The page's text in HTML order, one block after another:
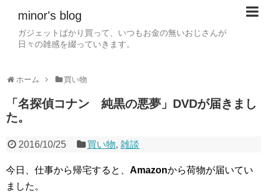
minor's blog
ガジェットばかり買って、いつもお金の無いおじさんが
日々の雑感を綴っていきます。
ホーム 買い物
「名探偵コナン 純黒の悪夢」DVDが届きまし
た。
2016/10/25 買い物,雑談
今日、仕事から帰宅すると、 Amazonから荷物が届いてい
ました。